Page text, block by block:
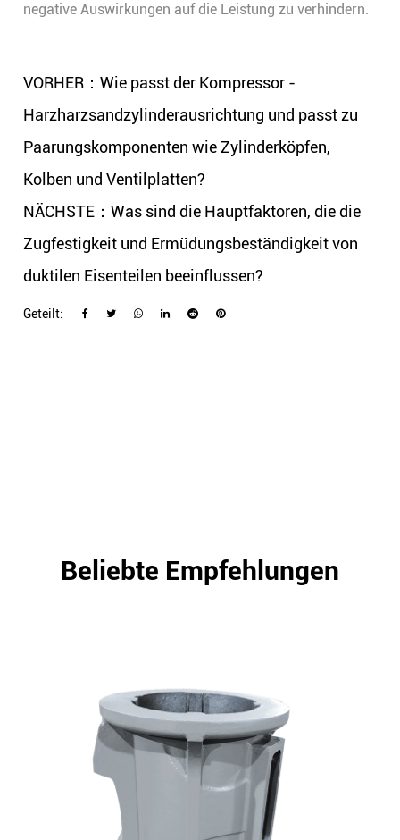
negative Auswirkungen auf die Leistung zu verhindern.
VORHER：Wie passt der Kompressor -
Harzharzsandzylinderausrichtung und passt zu
Paarungskomponenten wie Zylinderköpfen,
Kolben und Ventilplatten?
NÄCHSTE：Was sind die Hauptfaktoren, die die
Zugfestigkeit und Ermüdungsbeständigkeit von
duktilen Eisenteilen beeinflussen?
Geteilt:
Beliebte Empfehlungen